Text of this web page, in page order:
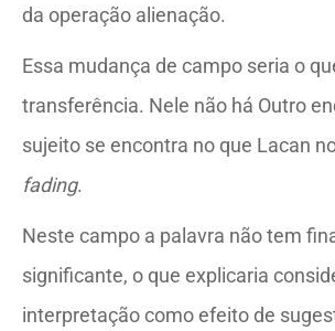
da operação alienação.
Essa mudança de campo seria o
transferência. Nele não há Outro
sujeito se encontra no que Lacan
fading.
Neste campo a palavra não tem
significante, o que explicaria
interpretação como efeito de